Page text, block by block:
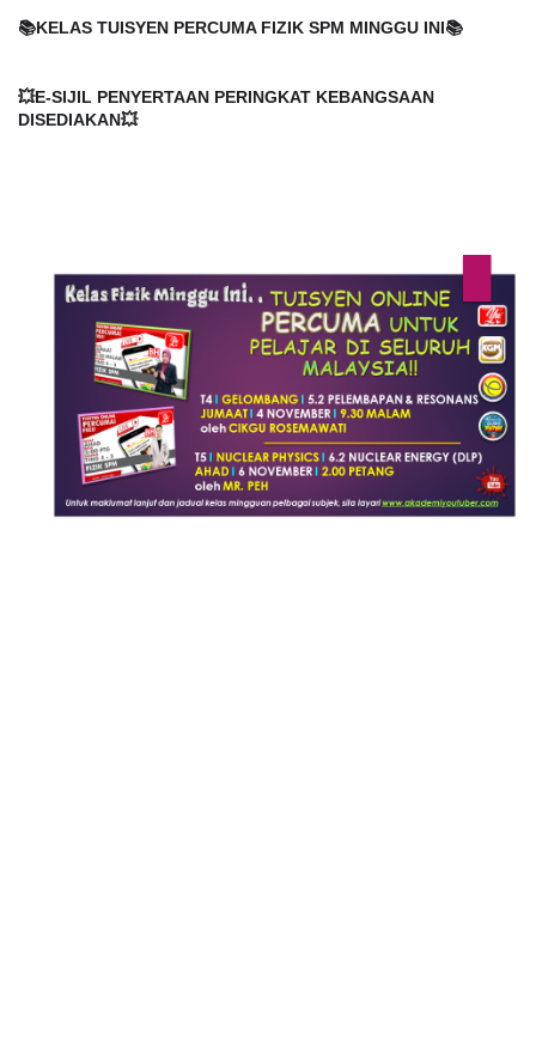
📚KELAS TUISYEN PERCUMA FIZIK SPM MINGGU INI📚
💥E-SIJIL PENYERTAAN PERINGKAT KEBANGSAAN
DISEDIAKAN💥